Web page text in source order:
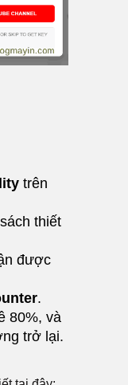
trên
thiết
được
.
80%, và
trở lại.